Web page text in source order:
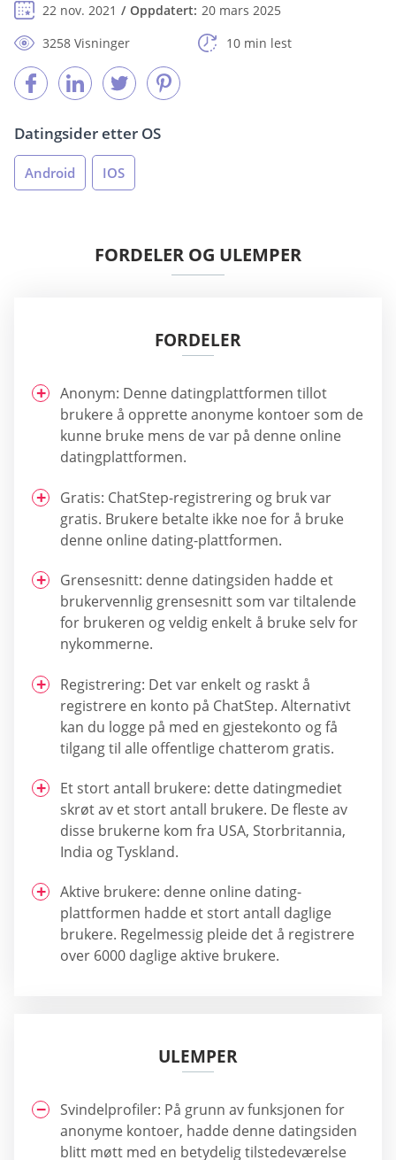
22 nov. 2021
Oppdatert: 20 mars 2025
3258 Visninger
10 min lest
Datingsider etter OS
Android IOS
FORDELER OG ULEMPER
FORDELER
Anonym: Denne datingplattformen tillot
brukere å opprette anonyme kontoer som de
kunne bruke mens de var på denne online
datingplattformen.
Gratis: ChatStep-registrering og bruk var
gratis. Brukere betalte ikke noe for å bruke
denne online dating-plattformen.
Grensesnitt: denne datingsiden hadde et
brukervennlig grensesnitt som var tiltalende
for brukeren og veldig enkelt å bruke selv for
nykommerne.
Registrering: Det var enkelt og raskt å
registrere en konto på ChatStep. Alternativt
kan du logge på med en gjestekonto og få
tilgang til alle offentlige chatterom gratis.
Et stort antall brukere: dette datingmediet
skrøt av et stort antall brukere. De fleste av
disse brukerne kom fra USA, Storbritannia,
India og Tyskland.
Aktive brukere: denne online dating-
plattformen hadde et stort antall daglige
brukere. Regelmessig pleide det å registrere
over 6000 daglige aktive brukere.
ULEMPER
Svindelprofiler: På grunn av funksjonen for
anonyme kontoer, hadde denne datingsiden
blitt møtt med en betydelig tilstedeværelse